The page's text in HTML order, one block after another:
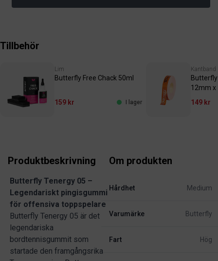
Tillbehör
Lim
Butterfly Free Chack 50ml
159 kr I lager
Kantband
12mm x
149 kr
Produktbeskrivning
Butterfly Tenergy 05 –
Legendariskt pingisgummi
för offensiva toppspelare
Butterfly Tenergy 05 är det
legendariska
bordtennisgummit som
startade den framgångsrika
Om produkten
Hårdhet Medium
Varumärke Butterfly
Fart Hög